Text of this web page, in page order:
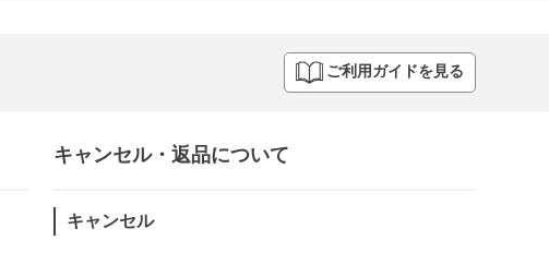
ご利用ガイドを見る
キャンセル・返品について​
キャンセル